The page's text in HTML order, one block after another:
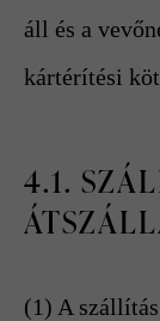
áll és a
kártérítési
4.1.
(1) A